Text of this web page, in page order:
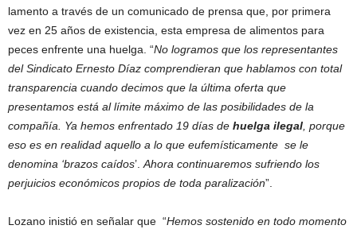
lamento a través de un comunicado de prensa que, por primera
vez en 25 años de existencia, esta empresa de alimentos para
peces enfrente una huelga. “No logramos que los representantes
del Sindicato Ernesto Díaz comprendieran que hablamos con total
transparencia cuando decimos que la última oferta que
presentamos está al límite máximo de las posibilidades de la
compañía. Ya hemos enfrentado 19 días de huelga ilegal , porque
eso es en realidad aquello a lo que eufemísticamente se le
denomina ‘brazos caídos’. Ahora continuaremos sufriendo los
perjuicios económicos propios de toda paralización”.
Lozano inistió en señalar que “Hemos sostenido en todo momento